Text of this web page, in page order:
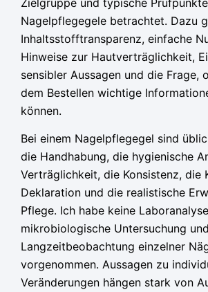
Nagelpflegegele betrachtet. Dazu
Inhaltsstofftransparenz, einfache
Hinweise zur Hautverträglichkeit,
sensibler Aussagen und die Frage,
dem Bestellen wichtige
können.
Bei einem Nagelpflegegel sind
die Handhabung, die hygienische
Verträglichkeit, die Konsistenz, die
Deklaration und die realistische
Pflege. Ich habe keine
mikrobiologische Untersuchung
Langzeitbeobachtung einzelner
vorgenommen. Aussagen zu
Veränderungen hängen stark von